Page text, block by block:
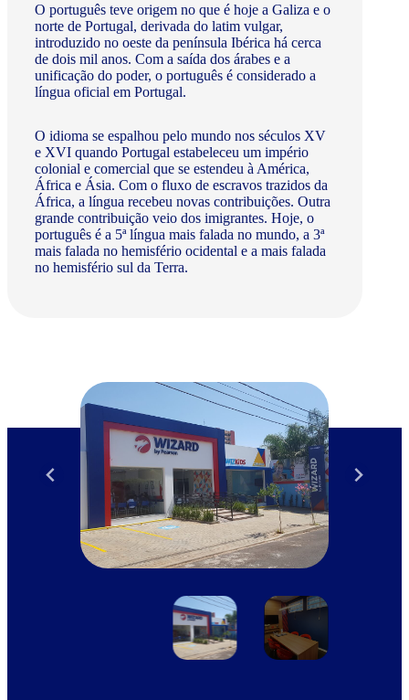
O português teve origem no que é hoje a Galiza e o
norte de Portugal, derivada do latim vulgar,
introduzido no oeste da península Ibérica há cerca
de dois mil anos. Com a saída dos árabes e a
unificação do poder, o português é considerado a
língua oficial em Portugal.
O idioma se espalhou pelo mundo nos séculos XV
e XVI quando Portugal estabeleceu um império
colonial e comercial que se estendeu à América,
África e Ásia. Com o fluxo de escravos trazidos da
África, a língua recebeu novas contribuições. Outra
grande contribuição veio dos imigrantes. Hoje, o
português é a 5ª língua mais falada no mundo, a 3ª
mais falada no hemisfério ocidental e a mais falada
no hemisfério sul da Terra.